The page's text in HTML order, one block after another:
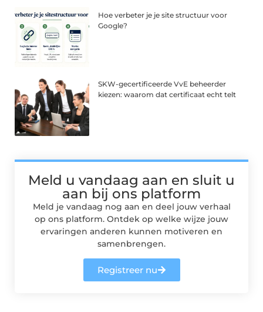
Hoe verbeter je je site structuur voor
Google?
SKW-gecertificeerde VvE beheerder
kiezen: waarom dat certificaat echt telt
Meld u vandaag aan en sluit u
aan bij ons platform
Meld je vandaag nog aan en deel jouw verhaal
op ons platform. Ontdek op welke wijze jouw
ervaringen anderen kunnen motiveren en
samenbrengen.
Registreer nu